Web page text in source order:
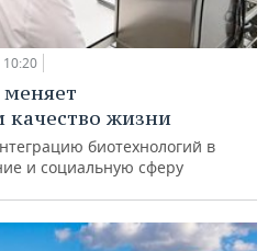
10:20
жизни
биотехнологий в
и социальную сферу